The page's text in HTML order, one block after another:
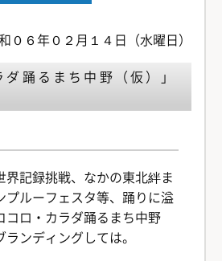
０６年０２月１４日（水曜日）
ダ踊るまち中野（仮）」
界記録挑戦、なかの東北絆ま
プルーフェスタ等、踊りに溢
コロ・カラダ踊るまち中野
ランディングしては。